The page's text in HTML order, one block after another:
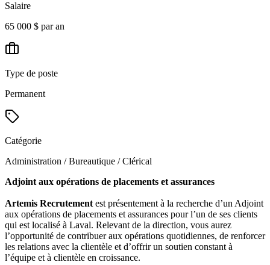
Salaire
65 000 $ par an
Type de poste
Permanent
Catégorie
Administration / Bureautique / Clérical
Adjoint aux opérations de placements et assurances
Artemis Recrutement est présentement à la recherche d’un Adjoint
aux opérations de placements et assurances pour l’un de ses clients
qui est localisé à Laval. Relevant de la direction, vous aurez
l’opportunité de contribuer aux opérations quotidiennes, de renforcer
les relations avec la clientèle et d’offrir un soutien constant à
l’équipe et à clientèle en croissance.